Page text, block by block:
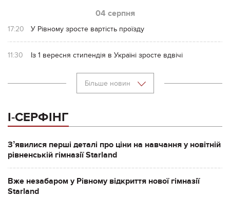
04 серпня
17:20 У Рівному зросте вартість проїзду
11:30 Із 1 вересня стипендія в Україні зросте вдвічі
Більше новин
І-СЕРФІНГ
Зʼявилися перші деталі про ціни на навчання у новітній
рівненській гімназії Starland
Вже незабаром у Рівному відкриття нової гімназії
Starland